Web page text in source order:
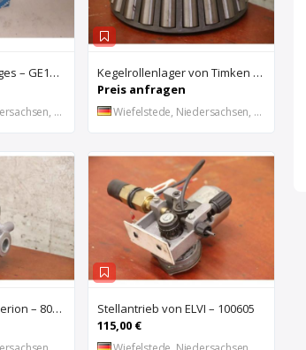
Gelenklager von Elges – GE140UK-2RS
DE
Kegelrollenlager von Timken – HH421246 C
Preis anfragen
Wiefelstede, Niedersachsen, DE
Magnetventil von Herion – 8026673
Stellantrieb von ELVI – 100605
115,00 €